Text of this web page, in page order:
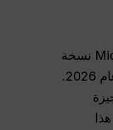
لا تقدم Midjourney نسخة
تجريبية مجانية أو خطة مجانية في عام 2026.